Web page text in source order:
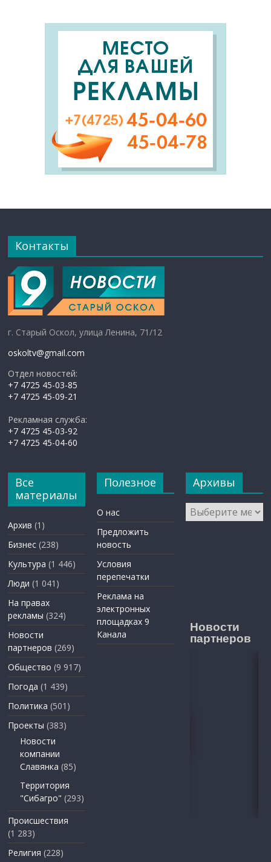
Контакты
г. Старый Оскол, улица Ленина, 71/12
oskoltv@gmail.com
Отдел новостей:
+7 4725 45-03-85
+7 4725 45-09-21
Рекламная служба:
+7 4725 45-03-92
+7 4725 45-04-60
Все
материалы
Архив (1)
Бизнес (238)
Культура (1 446)
Люди (1 041)
На правах
рекламы (324)
Новости
партнеров (269)
Общество (9 917)
Погода (1 439)
Политика (501)
Проекты (383)
Новости
компании
Славянка (85)
Территория
"Сибагро" (293)
Происшествия
(1 283)
Религия (228)
Полезное
О нас
Предложить
новость
Условия
перепечатки
Реклама на
электронных
площадках 9
Канала
Архивы
Архивы
Новости
партнеров